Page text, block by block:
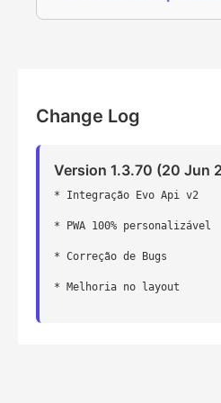
Change Log
Version 1.3.70 (20 Jun
* Integração Evo Api v2
* PWA 100% personalizável
* Correção de Bugs
* Melhoria no layout